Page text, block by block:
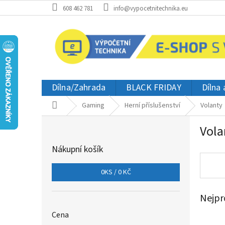
na
608 462 781 info@vypocetnitechnika.eu
Dílna/Zahrada BLACK FRIDAY Dílna
Domů Gaming Herní příslušenství Volanty
Nákupní košík
0KS /0 KČ
Cena